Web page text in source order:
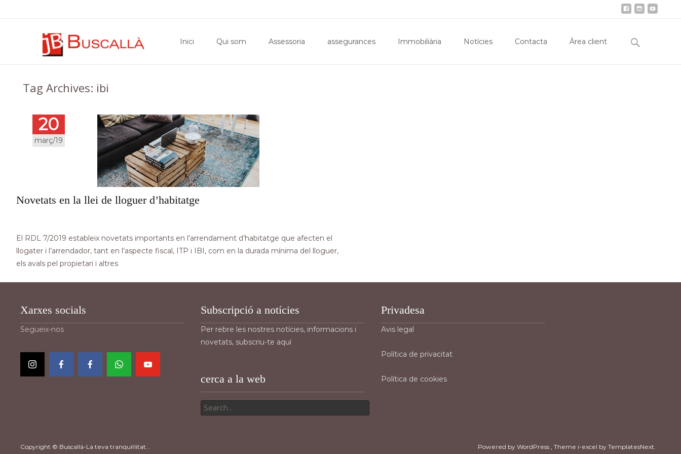
Inici Qui som Assessoria assegurances Immobiliària Notícies Contacta Àrea client
Search
Tag Archives: ibi
20
març/19
Novetats en la llei de lloguer d’habitatge
El RDL 7/2019 estableix novetats importants en l’arrendament d’habitatge que afecten el
llogater i l’arrendador, tant en l’aspecte fiscal, ITP i IBI, com en la durada mínima del lloguer,
els avals pel propietari i altres
Xarxes socials
Segueix-nos
Subscripció a notícies
Per rebre les nostres notícies, informacions i
novetats, subscriu-te aquí
Privadesa
Avis legal
Política de privacitat
Política de cookies
cerca a la web
for:
Copyright © Buscallà-La teva tranquil·litat... Powered by WordPress, Theme i-excel by TemplatesNext.